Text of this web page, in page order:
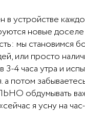
устройстве
новые
мы становимся
или просто
3-4 часа утра и
а потом
обдумывать
я усну на